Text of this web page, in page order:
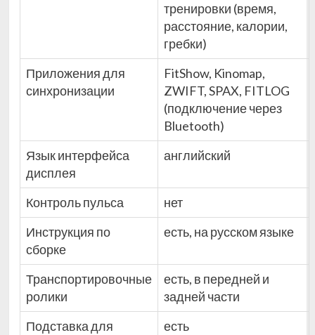
тренировки (время,
расстояние, калории,
гребки)
Приложения для
синхронизации
FitShow, Kinomap,
ZWIFT, SPAX, FITLOG
(подключение через
Bluetooth)
Язык интерфейса
дисплея
английский
Контроль пульса
нет
Инструкция по
сборке
есть, на русском языке
Транспортировочные
ролики
есть, в передней и
задней части
Подставка для
есть